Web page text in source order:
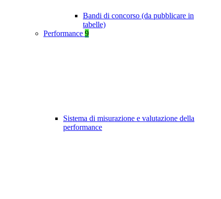
Bandi di concorso (da pubblicare in
tabelle)
Performance 9
Sistema di misurazione e valutazione della
performance